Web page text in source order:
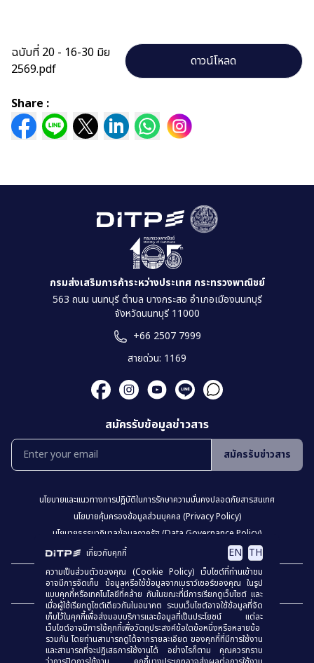
ฉบับที่ 20 - 16-30 มิย
2569.pdf
ดาวน์โหลด
Share :
เกี่ยวกับคุกกี้ EN TH
ความเป็นส่วนตัวของคุณ (Cookie Policy) เว็บไซต์ที่ท่านเข้าชม
อาจมีการจัดเก็บ ข้อมูลหรือใช้ข้อมูลจากเบราว์เซอร์ของคุณ ในรูป
แบบคุกกี้หรือเทคโนโลยีที่คล้าย กันในขณะที่มีการเรียกดูเว็บไซต์ และ
เมื่อผู้ใช้เรียกดูไซต์เดียวกันในอนาคต ระบบเว็บไซต์อาจใช้ข้อมูลที่จัด
เก็บไว้ในคุกกี้เพื่อส่งมอบบริการและข้อมูลที่เป็นประโยชน์ แต่ละ
เว็บไซต์อาจมีการใช้คุกกี้เพื่อวัตถุประสงค์ข้อใดข้อหนึ่งหรือหลายข้อ
รวมกัน โดยท่านสามารถดูได้จากรายละเอียด ของคุกกี้ที่มีการใช้งาน
และสามารถที่จะปฏิเสธการใช้งานได้ อย่างไรก็ตาม คุณควรทราบ
กรมส่งเสริมการค้าระหว่างประเทศ กระทรวงพาณิชย์
563 ถนน นนทบุรี ตำบล บางกระสอ อำเภอเมืองนนทบุรี
จังหวัดนนทบุรี 11000
+66 2507 7999
สายด่วน: 1169
สมัครรับข้อมูลข่าวสาร
สมัครรับข่าวสาร
นโยบายเเละเเนวทางการปฎิบัติในการรักษาความมั่นคงปลอดภัยสารสนเทศ
นโยบายคุ้มครองข้อมูลส่วนบุคคล (Privacy Policy)
นโยบายธรรมาภิบาลข้อมูลภาครัฐ (Data Governance Policy)
นโยบายเว็บไซต์ (Website Policy)
การปฏิเสธความรับผิด (Disclaimer)
เเผงผังเว็บไซต์